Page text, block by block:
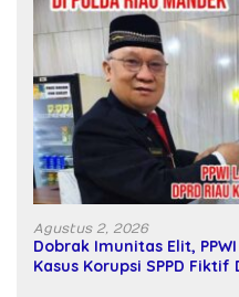
Agustus 2, 2026
Dobrak Imunitas Elit,
Kasus Korupsi SPPD Fiktif